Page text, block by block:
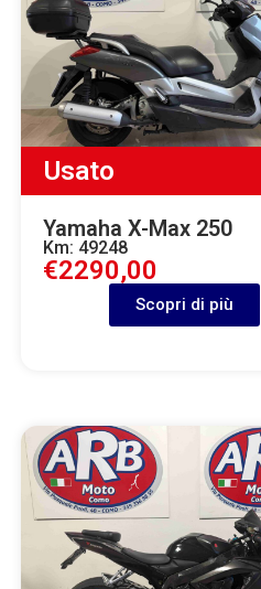
Usato
Yamaha X-Max 250
Km: 49248
€2290,00
Scopri di più